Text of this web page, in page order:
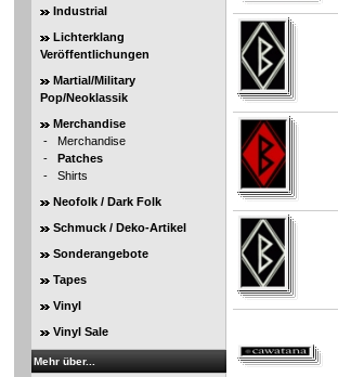
Industrial
Lichterklang
Veröffentlichungen
Martial/Military
Pop/Neoklassik
Merchandise
-
Merchandise
- Patches
- Shirts
Neofolk / Dark Folk
Schmuck / Deko-Artikel
Sonderangebote
Tapes
Vinyl
Vinyl Sale
Mehr über...